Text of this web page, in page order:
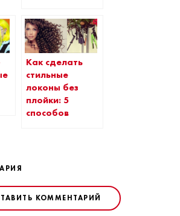
Как сделать
стильные
локоны без
плойки: 5
способов
КОММЕНТАРИЙ